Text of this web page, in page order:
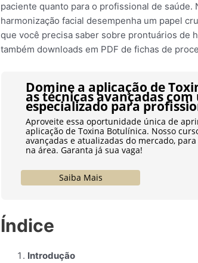
paciente quanto para o profissional de
harmonização facial desempenha um papel
que você precisa saber sobre prontuários de
também downloads em PDF de fichas de
Domine a aplicação de
as técnicas avançadas
especializado para
Aproveite essa oportunidade única de
aplicação de Toxina Botulínica. Nosso
avançadas e atualizadas do mercado,
na área. Garanta já sua vaga!
Saiba Mais
Índice
Introdução